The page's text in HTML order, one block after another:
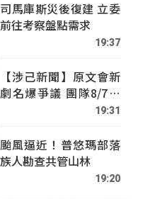
司馬庫斯災後復建 立委
前往考察盤點需求
19:37
【涉己新聞】原文會新
劇名爆爭議 團隊8/7赴
19:31
颱風逼近！普悠瑪部落
族人勘查共管山林
19:20